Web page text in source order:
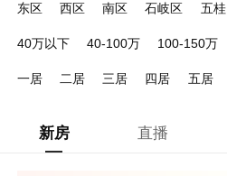
东区 西区 南区 石岐区 五
40万以下
40-100万 100-150万
一居
二居 三居 四居 五居
新房 直播